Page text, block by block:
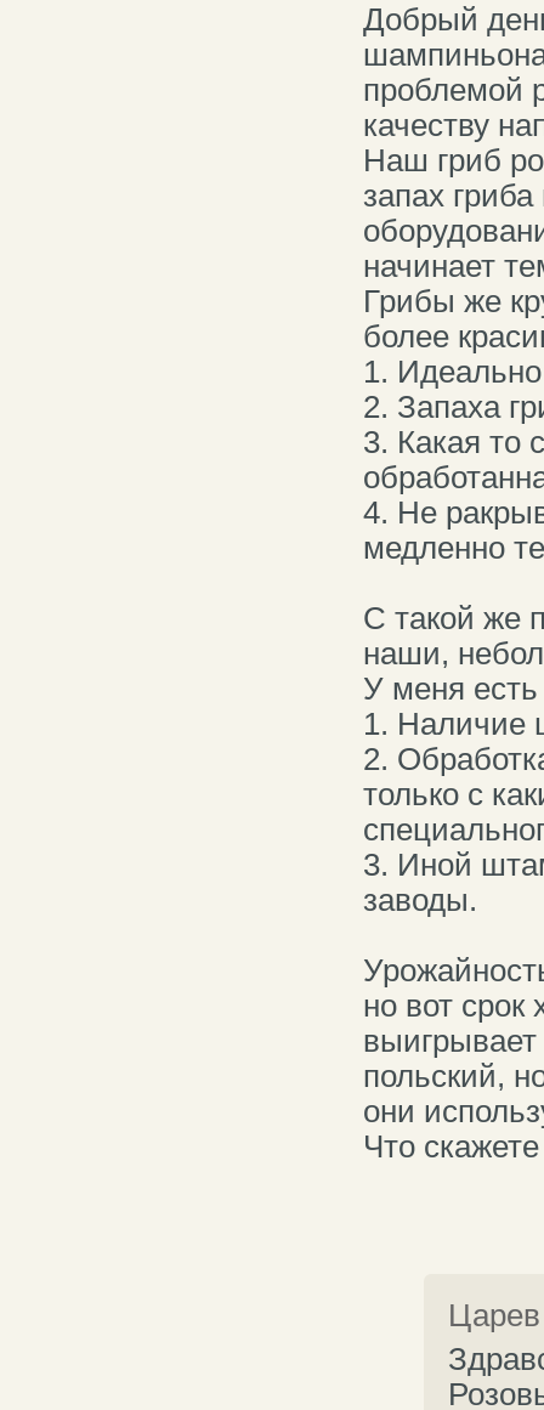
Добрый
проблемой
качеству
Наш гриб
запах
начинает
Грибы же
более
1.
2. Запаха
3. Какая то
4. Не
медленно
С такой же
наши,
У меня
1. Наличие
2.
только с
3. Иной
заводы.
но вот
выигрывает
польский,
они
Что